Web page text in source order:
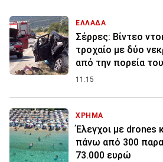
ΕΛΛΑΔΑ
Σέρρες: Βίντεο
τροχαίο με δύο
από την πορεία
11:15
ΧΡΗΜΑ
Έλεγχοι με drones
πάνω από 300
73.000 ευρώ